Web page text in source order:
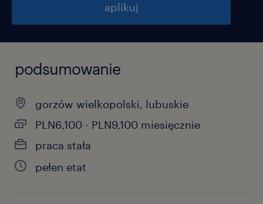
aplikuj
podsumowanie
gorzów wielkopolski, lubuskie
PLN6,100 - PLN9,100 miesięcznie
praca stała
pełen etat